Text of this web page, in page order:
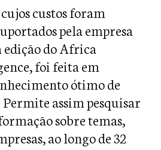
custos foram
pela empresa
edição do Africa
foi feita em
ótimo de
Permite assim pesquisar
sobre temas,
ao longo de 32